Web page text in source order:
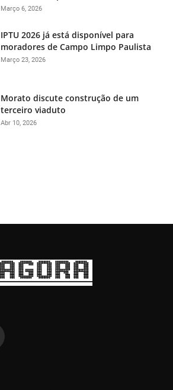
Março 6, 2026
IPTU 2026 já está disponível para
moradores de Campo Limpo Paulista
Março 23, 2026
Morato discute construção de um
terceiro viaduto
Abr 10, 2026